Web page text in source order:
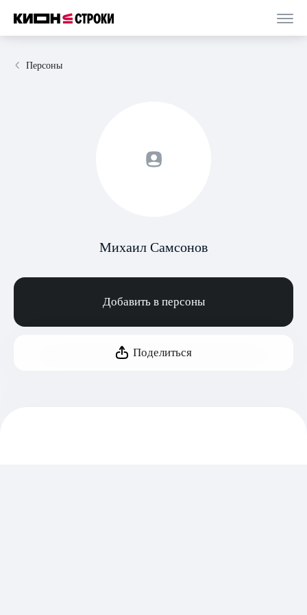
Персоны
Михаил Самсонов
Добавить в персоны
Поделиться